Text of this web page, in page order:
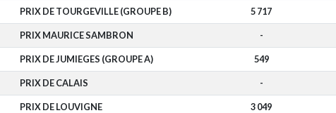
PRIX DE TOURGEVILLE (GROUPE B) 5 717
PRIX MAURICE SAMBRON -
PRIX DE JUMIEGES (GROUPE A) 549
PRIX DE CALAIS -
PRIX DE LOUVIGNE 3 049